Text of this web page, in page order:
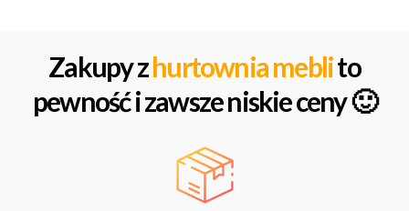
Zakupy zhurtownia meblito
pewność i zawsze niskie ceny 🙂